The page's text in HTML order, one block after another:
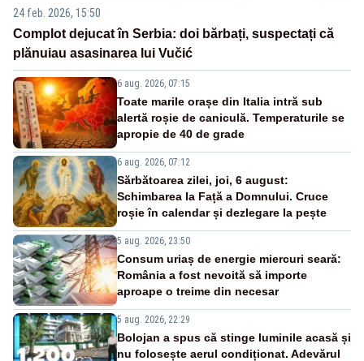
24 feb. 2026, 15:50
Complot dejucat în Serbia: doi bărbați, suspectați că
plănuiau asasinarea lui Vučić
6 aug. 2026, 07:15
Toate marile orașe din Italia intră sub
alertă roșie de caniculă. Temperaturile se
apropie de 40 de grade
6 aug. 2026, 07:12
Sărbătoarea zilei, joi, 6 august:
Schimbarea la Față a Domnului. Cruce
roșie în calendar și dezlegare la pește
5 aug. 2026, 23:50
Consum uriaș de energie miercuri seară:
România a fost nevoită să importe
aproape o treime din necesar
5 aug. 2026, 22:29
Bolojan a spus că stinge luminile acasă și
nu folosește aerul condiționat. Adevărul